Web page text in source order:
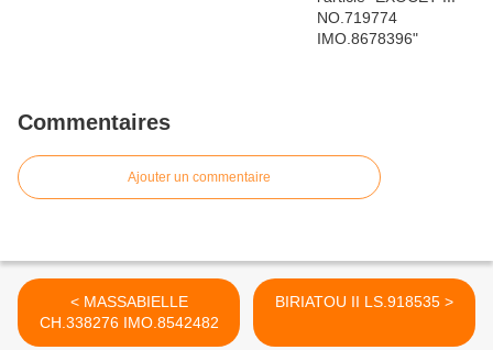
Commentaires
Ajouter un commentaire
< MASSABIELLE
CH.338276 IMO.8542482
BIRIATOU II LS.918535 >